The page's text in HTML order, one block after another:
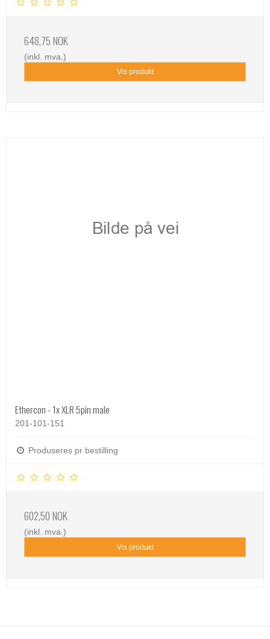
648,75 NOK
(inkl. mva.)
Vis produkt
Ethercon - 1x XLR 5pin male
201-101-151
Produseres pr bestilling
602,50 NOK
(inkl. mva.)
Vis produkt